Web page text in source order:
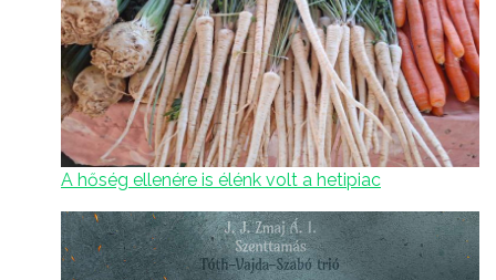
A hőség ellenére is élénk volt a hetipiac